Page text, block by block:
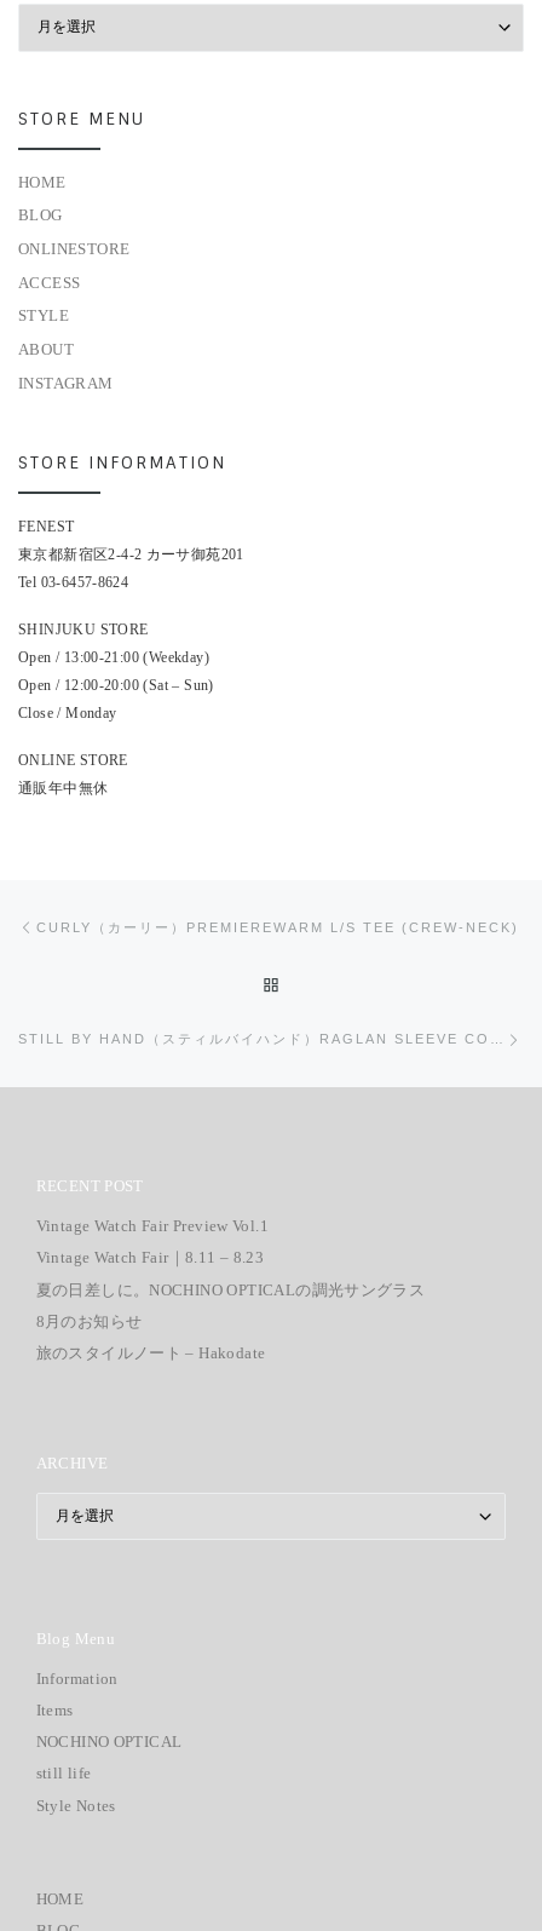
STORE MENU
HOME
BLOG
ONLINESTORE
ACCESS
STYLE
ABOUT
INSTAGRAM
STORE INFORMATION
FENEST
東京都新宿区2-4-2 カーサ御苑201
Tel 03-6457-8624
SHINJUKU STORE
Open / 13:00-21:00 (Weekday)
Open / 12:00-20:00 (Sat – Sun)
Close / Monday
ONLINE STORE
通販年中無休
CURLY（カーリー）PREMIEREWARM L/S TEE (CREW-NECK)
RECENT POST
Vintage Watch Fair Preview Vol.1
Vintage Watch Fair｜8.11 – 8.23
夏の日差しに。NOCHINO OPTICALの調光サングラス
8月のお知らせ
旅のスタイルノート – Hakodate
ARCHIVE
Blog Menu
Information
Items
NOCHINO OPTICAL
still life
Style Notes
HOME